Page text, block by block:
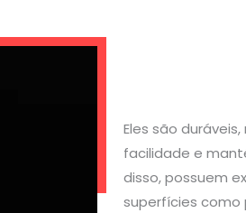
Eles são
facilidade e
disso, possuem
superfícies como